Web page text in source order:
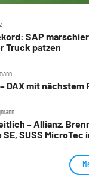
SAP
Truck patzen
DAX mit nächstem
– Allianz,
SUSS MicroTec